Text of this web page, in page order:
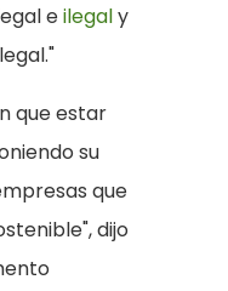
eilegaly
que estar
su
que
dijo